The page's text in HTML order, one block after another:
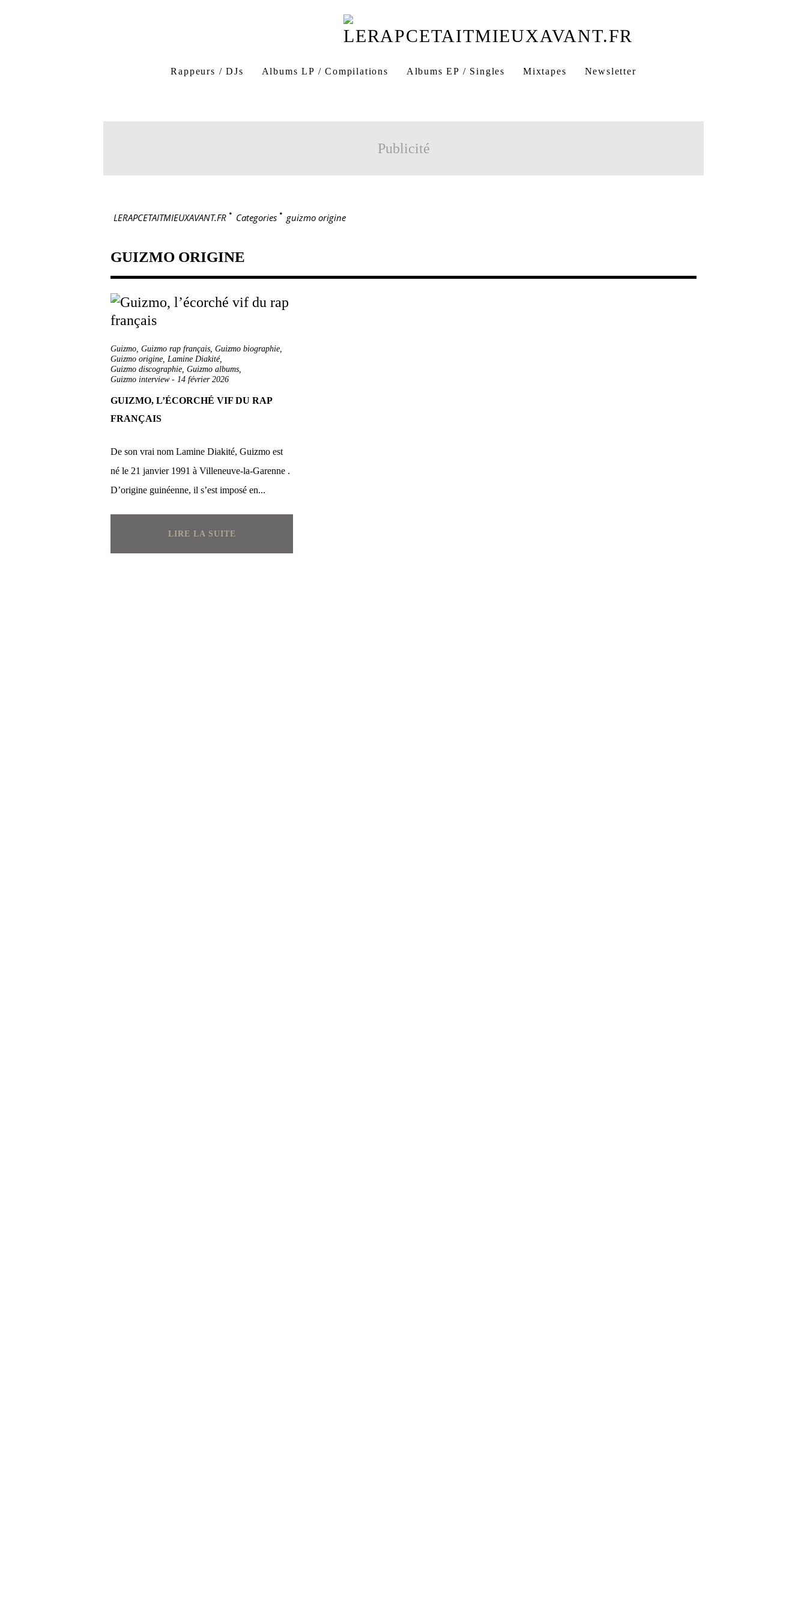
Rappeurs / DJs Albums LP / Compilations Albums EP / Singles Mixtapes Newsletter
Publicité
LERAPCETAITMIEUXAVANT.FR > Categories > guizmo origine
GUIZMO ORIGINE
Guizmo, Guizmo rap français, Guizmo biographie,
Guizmo origine, Lamine Diakité,
Guizmo discographie, Guizmo albums,
Guizmo interview- 14 février 2026
GUIZMO, L’ÉCORCHÉ VIF DU RAP
FRANÇAIS
De son vrai nom Lamine Diakité, Guizmo est
né le 21 janvier 1991 à Villeneuve-la-Garenne .
D’origine guinéenne, il s’est imposé en...
LIRE LA SUITE